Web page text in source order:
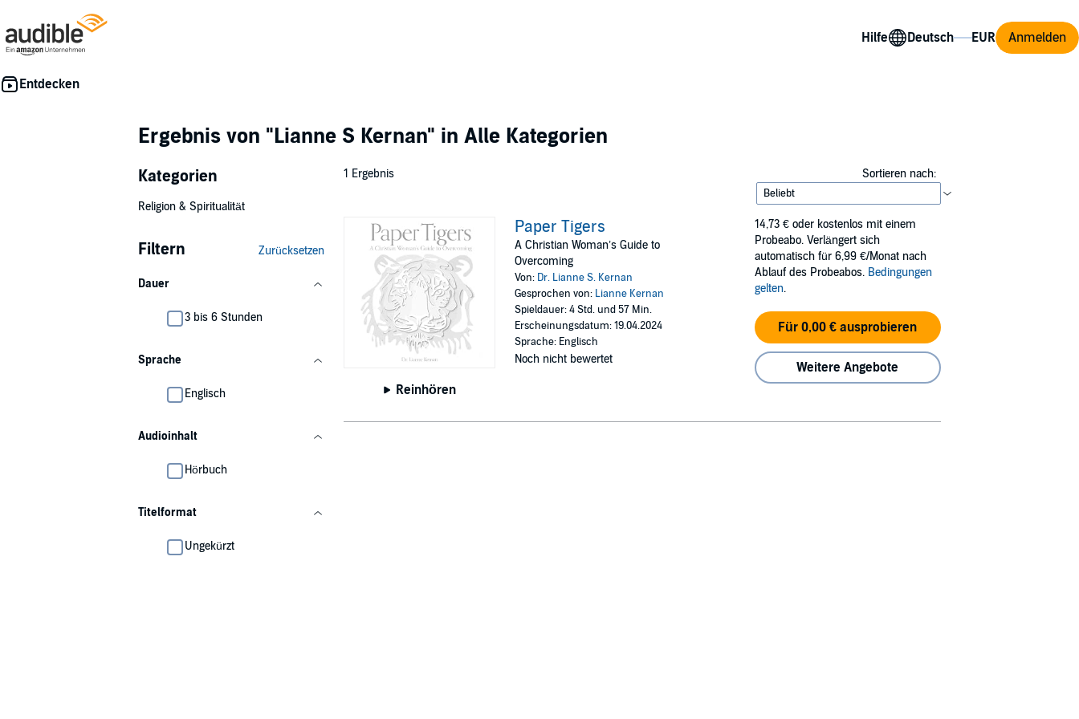
Hilfe Anmelden
Ergebnis von "Lianne S Kernan" in Alle Kategorien
Kategorien
Religion & Spiritualität
Filtern Zurücksetzen
Dauer
3 bis 6 Stunden
Sprache
Englisch
Audioinhalt
Hörbuch
Titelformat
Ungekürzt
1 Ergebnis Sortieren nach:
Reinhören
Paper Tigers
A Christian Woman’s Guide to
Overcoming
Von: Dr. Lianne S. Kernan
Gesprochen von: Lianne Kernan
Spieldauer: 4 Std. und 57 Min.
Erscheinungsdatum: 19.04.2024
Sprache: Englisch
Noch nicht bewertet
14,73 € oder kostenlos mit einem
Probeabo. Verlängert sich
automatisch für 6,99 €/Monat nach
Ablauf des Probeabos. Bedingungen
gelten.
Für 0,00 € ausprobieren
Weitere Angebote